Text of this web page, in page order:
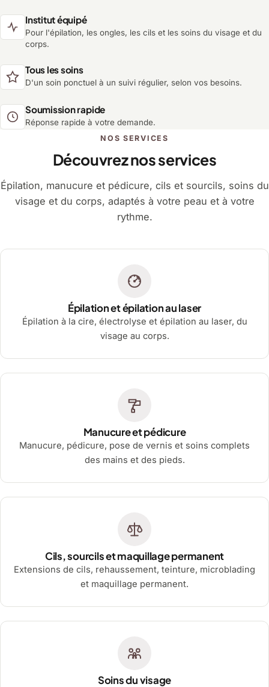
Institut équipé
Pour l'épilation, les ongles, les cils et les soins du visage et du
corps.
Tous les soins
D'un soin ponctuel à un suivi régulier, selon vos besoins.
Soumission rapide
Réponse rapide à votre demande.
NOS SERVICES
Découvrez nos services
Épilation, manucure et pédicure, cils et sourcils, soins du
visage et du corps, adaptés à votre peau et à votre
rythme.
Épilation et épilation au laser
Épilation à la cire, électrolyse et épilation au laser, du
visage au corps.
Manucure et pédicure
Manucure, pédicure, pose de vernis et soins complets
des mains et des pieds.
Cils, sourcils et maquillage permanent
Extensions de cils, rehaussement, teinture, microblading
et maquillage permanent.
Soins du visage